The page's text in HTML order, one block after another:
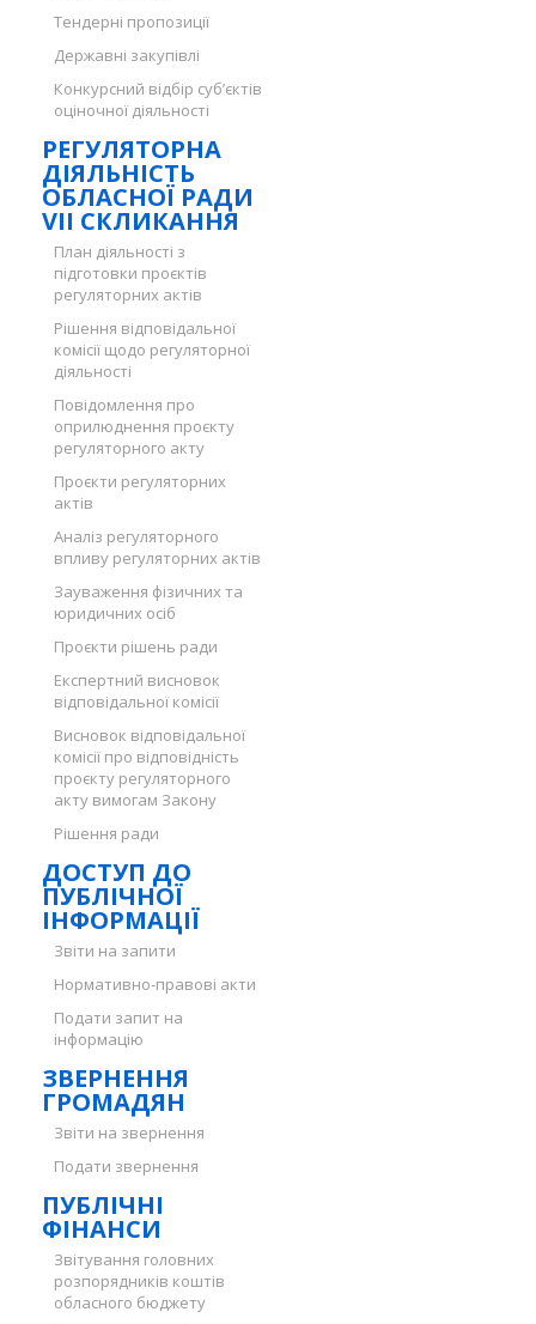
Тендерні пропозиції
Державні закупівлі
Конкурсний відбір суб’єктів
оціночної діяльності
РЕГУЛЯТОРНА
ДІЯЛЬНІСТЬ
ОБЛАСНОЇ РАДИ
VII СКЛИКАННЯ
План діяльності з
підготовки проєктів
регуляторних актів
Рішення відповідальної
комісії щодо регуляторної
діяльності
Повідомлення про
оприлюднення проєкту
регуляторного акту
Проєкти регуляторних
актів
Аналіз регуляторного
впливу регуляторних актів
Зауваження фізичних та
юридичних осіб
Проєкти рішень ради
Експертний висновок
відповідальної комісії
Висновок відповідальної
комісії про відповідність
проєкту регуляторного
акту вимогам Закону
Рішення ради
ДОСТУП ДО
ПУБЛІЧНОЇ
ІНФОРМАЦІЇ
Звіти на запити
Нормативно-правові акти
Подати запит на
інформацію
ЗВЕРНЕННЯ
ГРОМАДЯН
Звіти на звернення
Подати звернення
ПУБЛІЧНІ
ФІНАНСИ
Звітування головних
розпорядників коштів
обласного бюджету